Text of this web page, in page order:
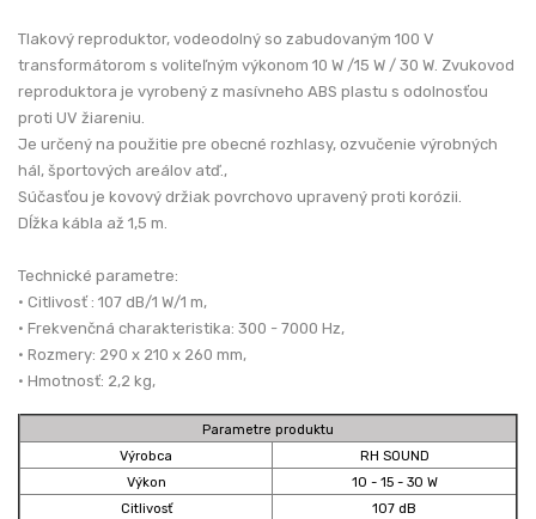
Tlakový reproduktor, vodeodolný so zabudovaným 100 V
transformátorom s voliteľným výkonom 10 W /15 W / 30 W. Zvukovod
reproduktora je vyrobený z masívneho ABS plastu s odolnosťou
proti UV žiareniu.
Je určený na použitie pre obecné rozhlasy, ozvučenie výrobných
hál, športových areálov atď.,
Súčasťou je kovový držiak povrchovo upravený proti korózii.
Dĺžka kábla až 1,5 m.
Technické parametre:
• Citlivosť : 107 dB/1 W/1 m,
• Frekvenčná charakteristika: 300 - 7000 Hz,
• Rozmery: 290 x 210 x 260 mm,
• Hmotnosť: 2,2 kg,
Parametre produktu
Výrobca
RH SOUND
Výkon
10 - 15 - 30 W
Citlivosť
107 dB